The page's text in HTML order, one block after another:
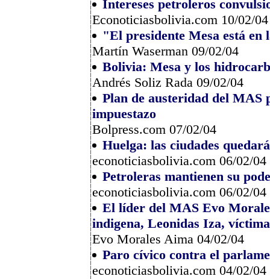
Intereses petroleros
Econoticiasbolivia.com 10/02/04
"El presidente Mesa está
Martín Waserman 09/02/04
Bolivia: Mesa y los
Andrés Soliz Rada 09/02/04
Plan de austeridad del MAS
impuestazo
Bolpress.com 07/02/04
Huelga: las ciudades
econoticiasbolivia.com 06/02/04
Petroleras mantienen su
econoticiasbolivia.com 06/02/04
El líder del MAS Evo
indigena, Leonidas Iza,
Evo Morales Aima 04/02/04
Paro cívico contra el
econoticiasbolivia.com 04/02/04